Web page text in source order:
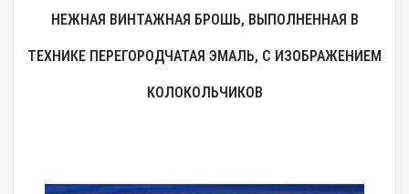
НЕЖНАЯ ВИНТАЖНАЯ БРОШЬ, ВЫПОЛНЕННАЯ В
ТЕХНИКЕ ПЕРЕГОРОДЧАТАЯ ЭМАЛЬ, С ИЗОБРАЖЕНИЕМ
КОЛОКОЛЬЧИКОВ